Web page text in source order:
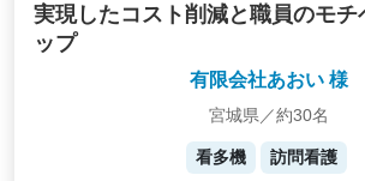
実現したコスト削減と職員のモチ
ップ
有限会社あおい 様
宮城県／約30名
看多機 訪問看護